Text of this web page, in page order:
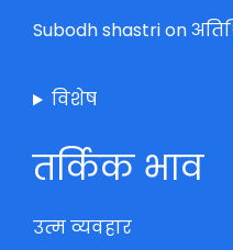
Subodh shastrion
विशेष
तर्किक भाव
उत्म व्यवहार